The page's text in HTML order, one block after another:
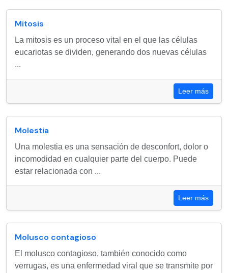
Mitosis
La mitosis es un proceso vital en el que las células
eucariotas se dividen, generando dos nuevas células
...
Leer más
Molestia
Una molestia es una sensación de desconfort, dolor o
incomodidad en cualquier parte del cuerpo. Puede
estar relacionada con ...
Leer más
Molusco contagioso
El molusco contagioso, también conocido como
verrugas, es una enfermedad viral que se transmite por